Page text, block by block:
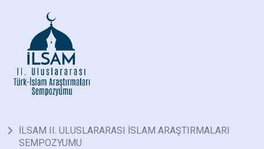
İLSAM II. ULUSLARARASI İSLAM ARAŞTIRMALARI
SEMPOZYUMU